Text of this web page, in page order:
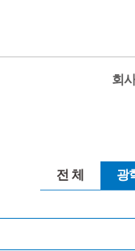
회
전 체 광